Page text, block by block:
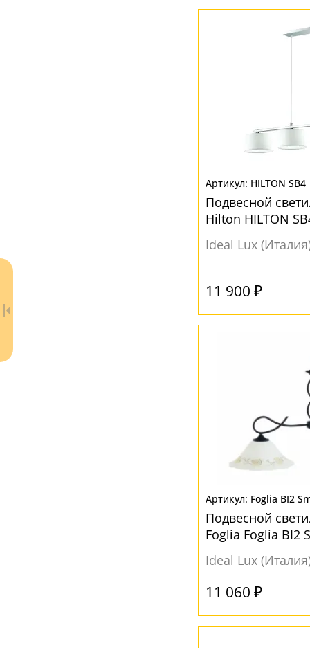
- бесплатная доставка
HILTON SB4
Подвесной
Hilton HILTON
Ideal Lux
11 900 ₽
Foglia BI2
Подвесной
Foglia Foglia BI2
Ideal Lux
11 060 ₽